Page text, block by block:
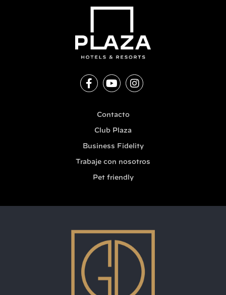
Contacto
Club Plaza
Business Fidelity
Trabaje con nosotros
Pet friendly